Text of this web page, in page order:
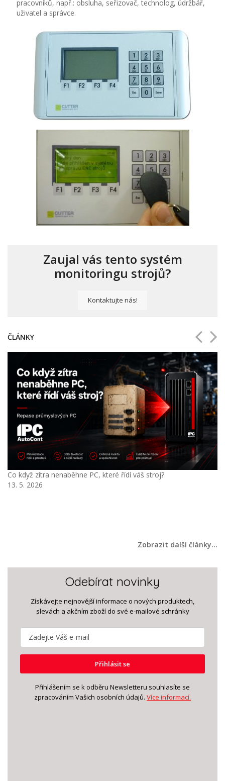
pracovníků, např.: obsluha, seřizovač, technolog, údržbář,
uživatel a správce.
Zaujal vás tento systém
monitoringu strojů?
Kontaktujte nás!
ČLÁNKY
řídí váš stroj?
Zobrazit další články…
Odebírat novinky
Získávejte nejnovější informace o nových produktech,
slevách a akčním zboží do své e-mailové schránky
Přihlásit se
Přihlášením se k odběru Newsletteru souhlasíte se
zpracováním Vašich osobních údajů. Více informací.